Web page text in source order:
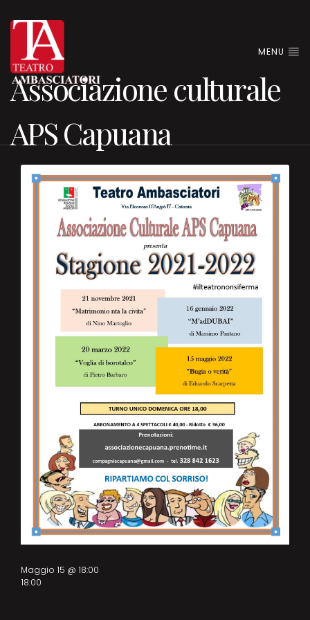
MENU
Associazione culturale
APS Capuana
Maggio 15 @ 18:00
18:00